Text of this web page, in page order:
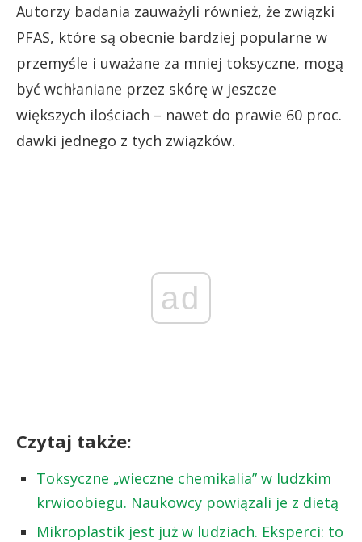
Autorzy badania zauważyli również, że związki
PFAS, które są obecnie bardziej popularne w
przemyśle i uważane za mniej toksyczne, mogą
być wchłaniane przez skórę w jeszcze
większych ilościach – nawet do prawie 60 proc.
dawki jednego z tych związków.
ad
Czytaj także:
Toksyczne „wieczne chemikalia” w ludzkim
krwioobiegu. Naukowcy powiązali je z dietą
Mikroplastik jest już w ludziach. Eksperci: to